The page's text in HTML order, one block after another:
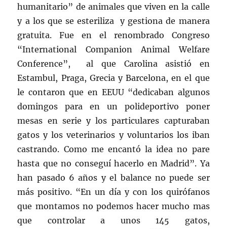
humanitario” de animales que viven en la calle
y a los que se esteriliza y gestiona de manera
gratuita. Fue en el renombrado Congreso
“International Companion Animal Welfare
Conference”, al que Carolina asistió en
Estambul, Praga, Grecia y Barcelona, en el que
le contaron que en EEUU “dedicaban algunos
domingos para en un polideportivo poner
mesas en serie y los particulares capturaban
gatos y los veterinarios y voluntarios los iban
castrando. Como me encantó la idea no pare
hasta que no conseguí hacerlo en Madrid”. Ya
han pasado 6 años y el balance no puede ser
más positivo. “En un día y con los quirófanos
que montamos no podemos hacer mucho mas
que controlar a unos 145 gatos,